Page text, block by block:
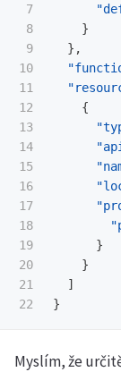
7
8
9
10
11
12
13
14
15
16
17
18
19
20
21
}
},
{
}
}
]
}
Myslím, že